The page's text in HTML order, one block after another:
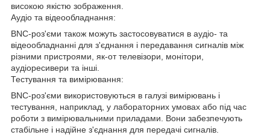
високою якістю зображення.
Аудіо та відеообладнання:
BNC-роз'єми також можуть застосовуватися в аудіо- та
відеообладнанні для з'єднання і передавання сигналів між
різними пристроями, як-от телевізори, монітори,
аудіоресивери та інші.
Тестування та вимірювання:
BNC-роз'єми використовуються в галузі вимірювань і
тестування, наприклад, у лабораторних умовах або під час
роботи з вимірювальними приладами. Вони забезпечують
стабільне і надійне з'єднання для передачі сигналів.